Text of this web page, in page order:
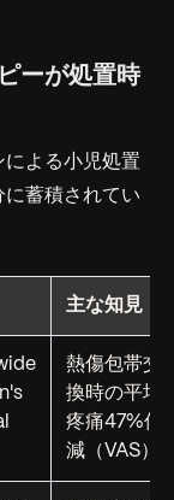
ーが処置時
よる小児処置
蓄積されてい
主な知見
熱傷包帯交
換時の平均
疼痛47%低
減（VAS）